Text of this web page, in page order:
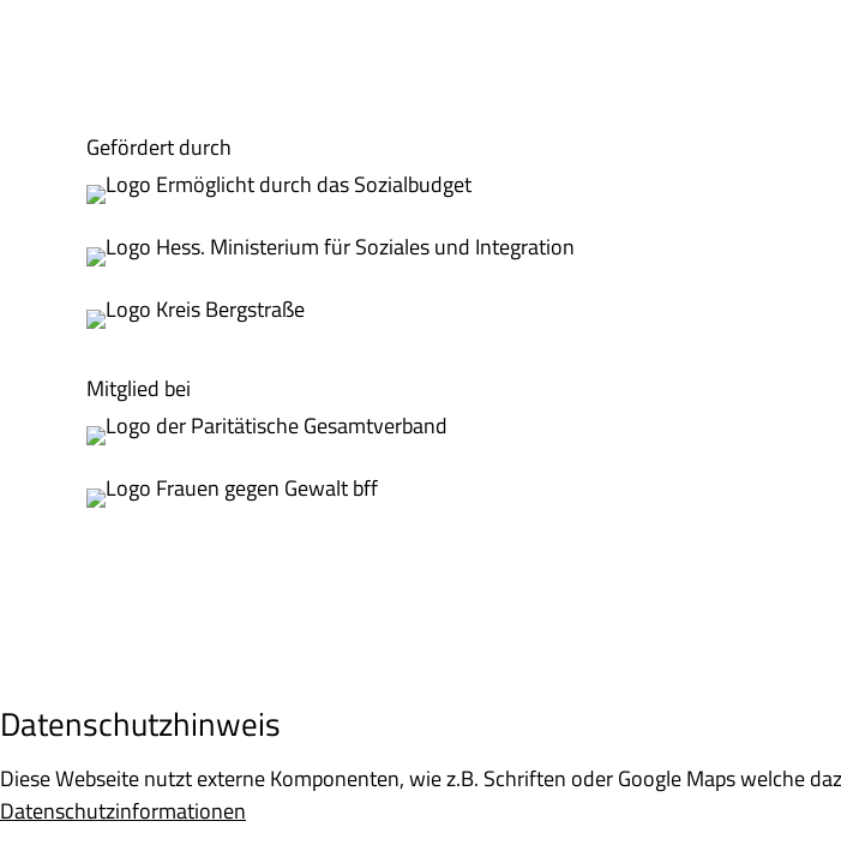
Gefördert durch
Mitglied bei
Datenschutzhinweis
Diese Webseite nutzt externe Komponenten, wie z.B. Schriften oder Google Maps welche
Datenschutzinformationen